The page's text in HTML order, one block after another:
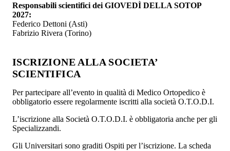
Responsabili scientifici dei GIOVEDÌ DELLA SOTOP
2027:
Federico Dettoni (Asti)
Fabrizio Rivera (Torino)
ISCRIZIONE ALLA SOCIETA’
SCIENTIFICA
Per partecipare all’evento in qualità di Medico Ortopedico è
obbligatorio essere regolarmente iscritti alla società O.T.O.D.I.
L’iscrizione alla Società O.T.O.D.I. è obbligatoria anche per gli
Specializzandi.
Gli Universitari sono graditi Ospiti per l’iscrizione. La scheda